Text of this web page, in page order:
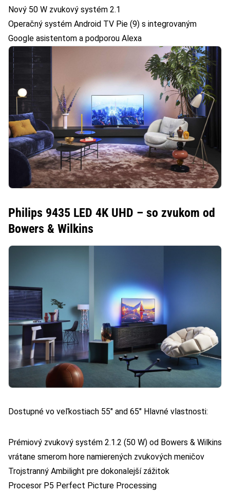
Nový 50 W zvukový systém 2.1
Operačný systém Android TV Pie (9) s integrovaným
Google asistentom a podporou Alexa
Philips 9435 LED 4K UHD – so zvukom od
Bowers & Wilkins
Dostupné vo veľkostiach 55″ and 65″ Hlavné vlastnosti:
Prémiový zvukový systém 2.1.2 (50 W) od Bowers & Wilkins
vrátane smerom hore namierených zvukových meničov
Trojstranný Ambilight pre dokonalejší zážitok
Procesor P5 Perfect Picture Processing